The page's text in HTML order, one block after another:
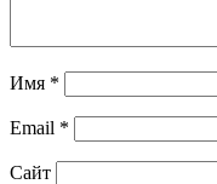
Имя *
Email *
Сайт